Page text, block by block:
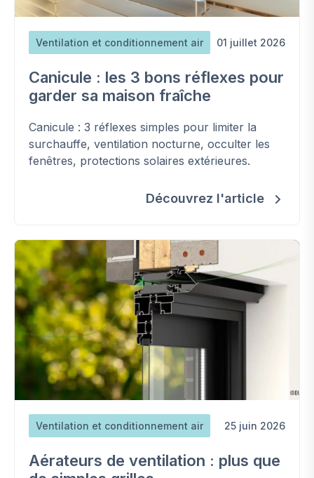
Ventilation et conditionnement air 01 juillet 2026
Canicule : les 3 bons réflexes pour
garder sa maison fraîche
Canicule : 3 réflexes simples pour limiter la
surchauffe, ventilation nocturne, occulter les
fenêtres, protections solaires extérieures.
Découvrez l'article
Ventilation et conditionnement air 25 juin 2026
Aérateurs de ventilation : plus que